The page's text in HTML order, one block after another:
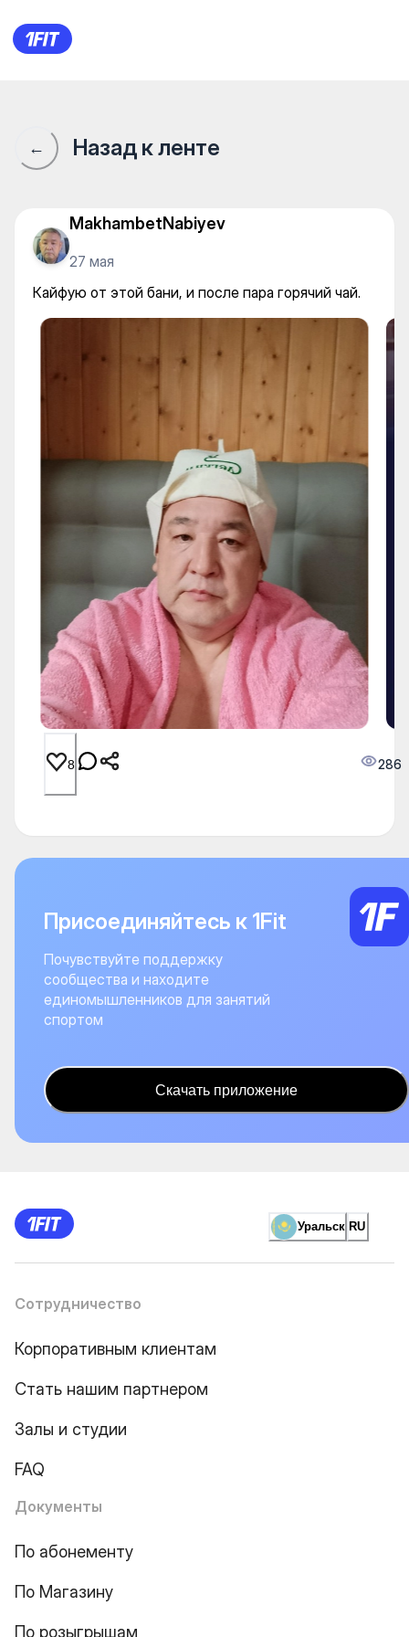
Кайфую от этой бани, и
← Назад к ленте
MakhambetNabiyev
27 мая
Кайфую от этой бани, и после пара горячий чай.
8 286
Присоединяйтесь к 1Fit
Почувствуйте поддержку
сообщества и находите
единомышленников для занятий
спортом
Скачать приложение
Уральск RU
Сотрудничество
Корпоративным клиентам
Стать нашим партнером
Залы и студии
FAQ
Документы
По абонементу
По Магазину
По розыгрышам